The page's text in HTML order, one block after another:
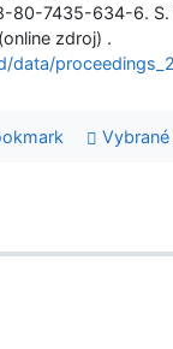
80-7435-634-6. S.
zdroj) .